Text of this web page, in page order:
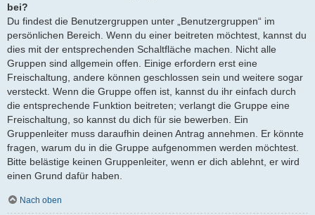
bei?
Du findest die Benutzergruppen unter „Benutzergruppen“ im
persönlichen Bereich. Wenn du einer beitreten möchtest, kannst du
dies mit der entsprechenden Schaltfläche machen. Nicht alle
Gruppen sind allgemein offen. Einige erfordern erst eine
Freischaltung, andere können geschlossen sein und weitere sogar
versteckt. Wenn die Gruppe offen ist, kannst du ihr einfach durch
die entsprechende Funktion beitreten; verlangt die Gruppe eine
Freischaltung, so kannst du dich für sie bewerben. Ein
Gruppenleiter muss daraufhin deinen Antrag annehmen. Er könnte
fragen, warum du in die Gruppe aufgenommen werden möchtest.
Bitte belästige keinen Gruppenleiter, wenn er dich ablehnt, er wird
einen Grund dafür haben.
Nach oben